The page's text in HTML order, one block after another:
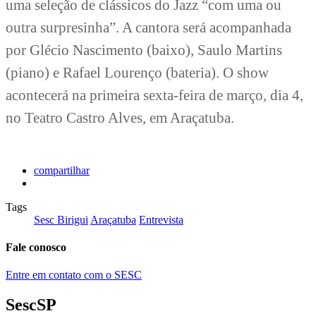
uma seleção de clássicos do Jazz “com uma ou
outra surpresinha”. A cantora será acompanhada
por Glécio Nascimento (baixo), Saulo Martins
(piano) e Rafael Lourenço (bateria). O show
acontecerá na primeira sexta-feira de março, dia 4,
no Teatro Castro Alves, em Araçatuba.
compartilhar
Tags
Sesc Birigui Araçatuba Entrevista
Fale conosco
Entre em contato com o SESC
SescSP